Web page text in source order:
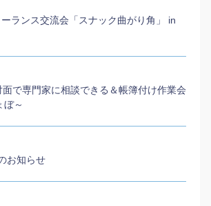
ーランス交流会「スナック曲がり角」 in
で専門家に相談できる＆帳簿付け作業会
ぼ～
お知らせ